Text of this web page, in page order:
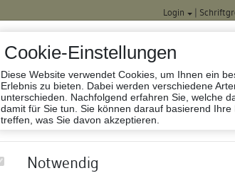
Cookie-Einstellungen
Diese Website verwendet Cookies, um Ihnen ein
Erlebnis zu bieten. Dabei werden verschiedene
unterschieden. Nachfolgend erfahren Sie, welche
damit für Sie tun. Sie können darauf basierend Ihre
treffen, was Sie davon akzeptieren.
Notwendig
Login |